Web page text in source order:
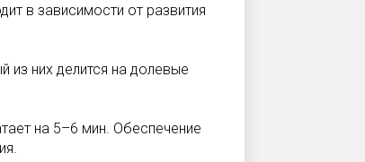
в зависимости от развития
из них делится на долевые
на 5–6 мин. Обеспечение